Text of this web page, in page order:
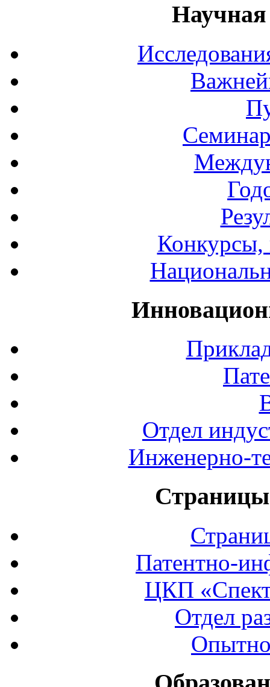
Научная
Конкурсы,
Отдел
Инженерно-
Страницы
Патентно-
ЦКП
Отдел